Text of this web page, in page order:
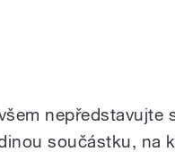
nepředstavujte
součástku, na